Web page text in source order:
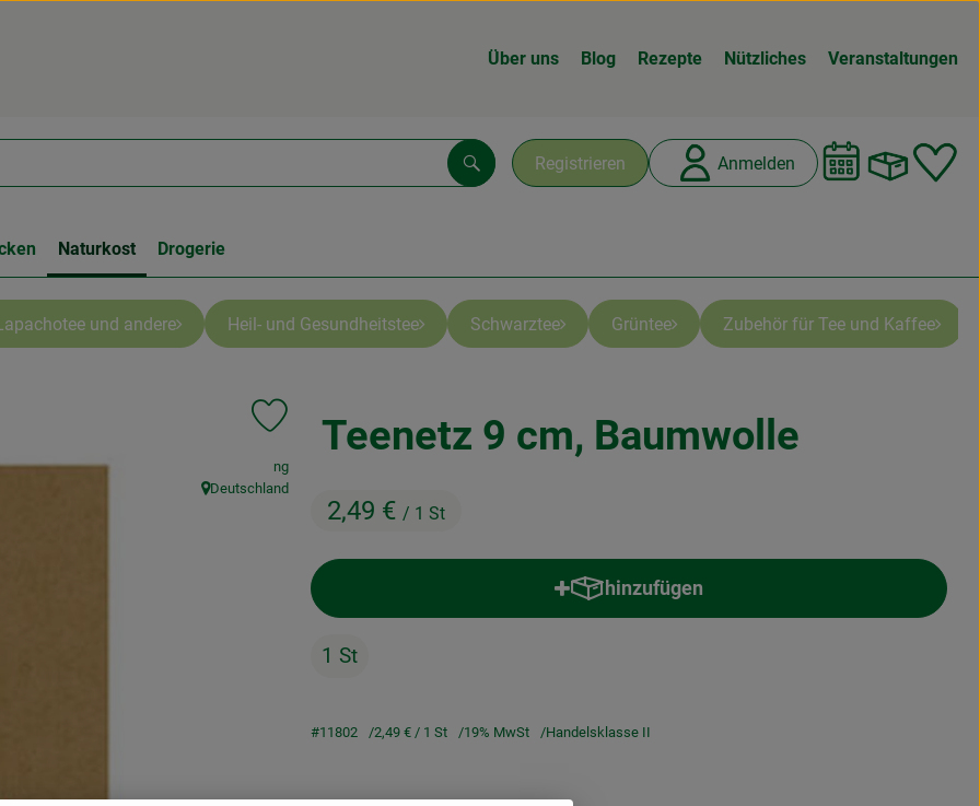
Über uns Blog Rezepte Nützliches Veranstaltungen
Registrieren Anmelden
Suchen
Naturkost Drogerie
und andere Heil- und Gesundheitstee Schwarztee Grüntee Zubehör für Tee und Kaffee
Teenetz 9 cm, Baumwolle
2,49 € / 1 St
Produkt zu Favouriten hinzufügen
, Verband:
ng
, Herkunft:
Deutschland
hinzufügen
Produkt zum Warenkorb hinzufügen
1 St
#11802 2,49 € / 1 St 19% MwSt Handelsklasse II